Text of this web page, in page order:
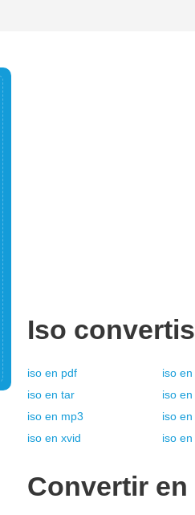
Iso
iso en pdf iso en
iso en tar iso en
iso en mp3 iso en
iso en xvid iso en
Convertir en